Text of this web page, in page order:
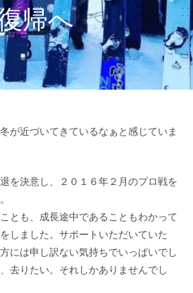
帰へ
が近づいてきているなぁと感じていま
を決意し、２０１６年２月のプロ戦を
とも、成長途中であることもわかって
しました。サポートいただいていた
には申し訳ない気持ちでいっぱいでし
去りたい。それしかありませんでし